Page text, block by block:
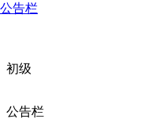
公告栏
初级
公告栏